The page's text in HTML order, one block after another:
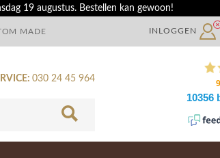
19 augustus. Bestellen kan gewoon!
MADE INLOGGEN
030 24 45 964